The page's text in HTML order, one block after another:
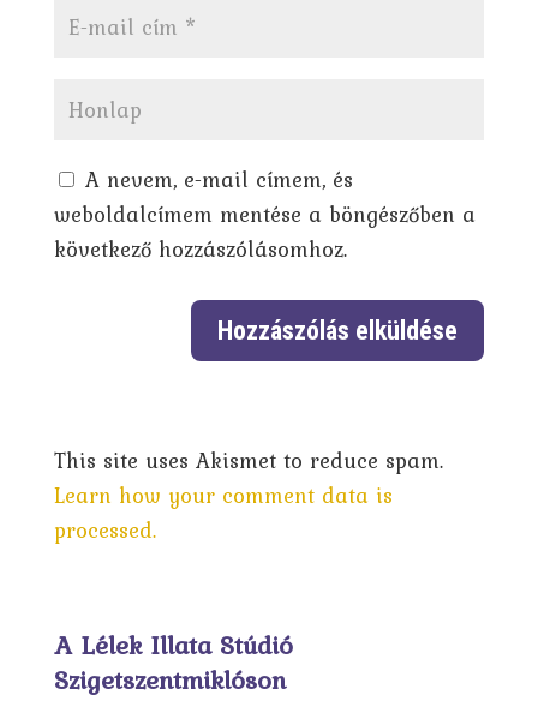
A nevem, e-mail címem, és
weboldalcímem mentése a böngészőben a
következő hozzászólásomhoz.
This site uses Akismet to reduce spam.
Learn how your comment data is
processed.
A Lélek Illata Stúdió
Szigetszentmiklóson